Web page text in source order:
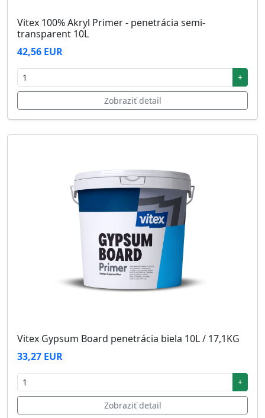
Vitex 100% Akryl Primer - penetrácia semi-
transparent 10L
42,56 EUR
+
Zobraziť detail
Vitex Gypsum Board penetrácia biela 10L / 17,1KG
33,27 EUR
+
Zobraziť detail